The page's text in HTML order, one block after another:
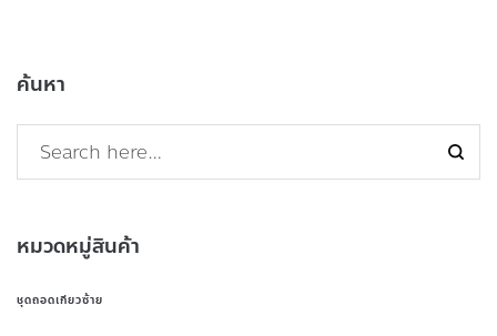
ค้นหา
หมวดหมู่สินค้า
ชุดถอดเกียวซ้าย